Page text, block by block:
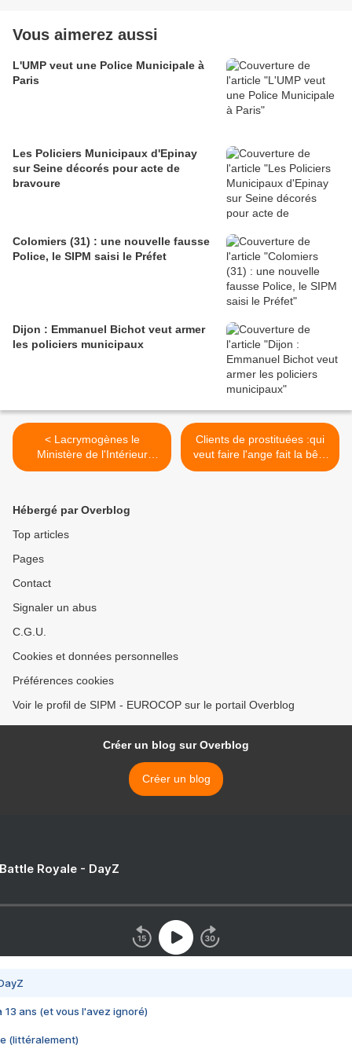
Vous aimerez aussi
L'UMP veut une Police Municipale à
Paris
Les Policiers Municipaux d'Epinay
sur Seine décorés pour acte de
bravoure
Colomiers (31) : une nouvelle fausse
Police, le SIPM saisi le Préfet
Dijon : Emmanuel Bichot veut armer
les policiers municipaux
< Lacrymogènes le
Ministère de l'Intérieur
confirme le port pour les
Clients de prostituées :qui
veut faire l'ange fait la bête
>
Hébergé par Overblog
Top articles
Pages
Contact
Signaler un abus
C.G.U.
Cookies et données personnelles
Préférences cookies
Voir le profil de SIPM - EUROCOP sur le portail Overblog
Créer un blog sur Overblog
Créer un blog
Royale - DayZ
13 ans (et vous l'avez ignoré)
(littéralement)